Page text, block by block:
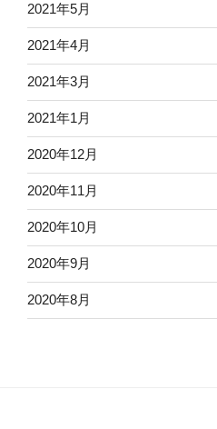
2021年5月
2021年4月
2021年3月
2021年1月
2020年12月
2020年11月
2020年10月
2020年9月
2020年8月